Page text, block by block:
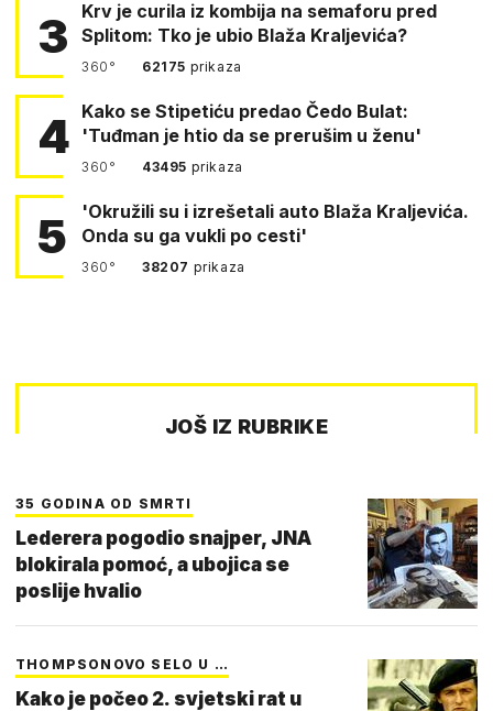
3
Krv je curila iz kombija na semaforu pred
Splitom: Tko je ubio Blaža Kraljevića?
360° 62175 prikaza
4 Kako se Stipetiću predao Čedo Bulat:
'Tuđman je htio da se prerušim u ženu'
360° 43495 prikaza
5
'Okružili su i izrešetali auto Blaža Kraljevića.
Onda su ga vukli po cesti'
360° 38207 prikaza
JOŠ IZ RUBRIKE
35 GODINA OD SMRTI
Lederera pogodio snajper, JNA
blokirala pomoć, a ubojica se
poslije hvalio
THOMPSONOVO SELO U …
Kako je počeo 2. svjetski rat u